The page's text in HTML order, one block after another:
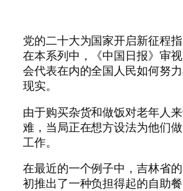
党的二十大为国家开启新征程指
在本系列中，《中国日报》审
会代表在内的全国人民如何努
现实。
由于购买杂货和做饭对老年人
难，当局正在想方设法为他们
工作。
在最近的一个例子中，吉林省
初推出了一种负担得起的自助